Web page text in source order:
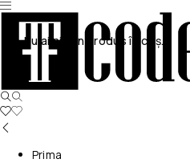
Nu ai niciun produs în coș.
Prima